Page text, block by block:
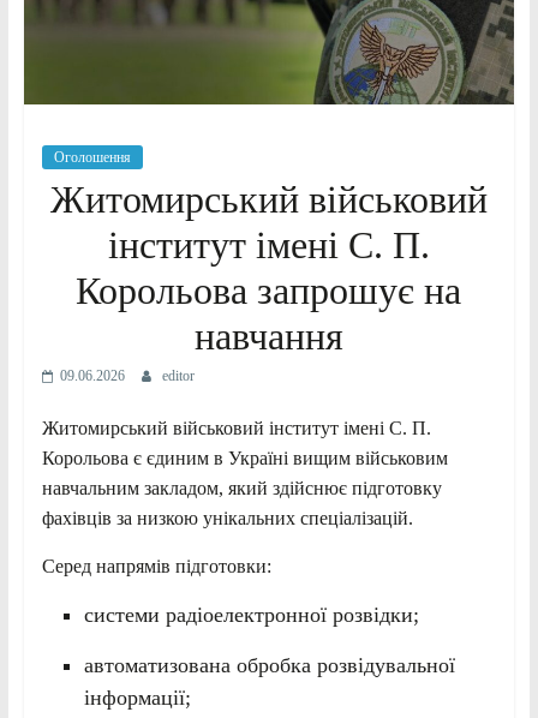
Оголошення
Житомирський військовий
інститут імені С. П.
Корольова запрошує на
навчання
09.06.2026 editor
Житомирський військовий інститут імені С. П.
Корольова є єдиним в Україні вищим військовим
навчальним закладом, який здійснює підготовку
фахівців за низкою унікальних спеціалізацій.
Серед напрямів підготовки:
системи радіоелектронної розвідки;
автоматизована обробка розвідувальної
інформації;